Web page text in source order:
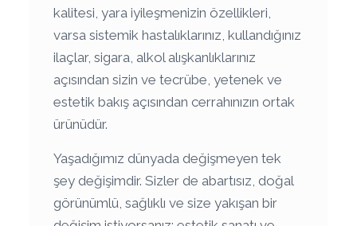
kalitesi, yara iyileşmenizin özellikleri,
varsa sistemik hastalıklarınız, kullandığınız
ilaçlar, sigara, alkol alışkanlıklarınız
açısından sizin ve tecrübe, yetenek ve
estetik bakış açısından cerrahınızın ortak
ürünüdür.
Yaşadığımız dünyada değişmeyen tek
şey değişimdir. Sizler de abartısız, doğal
görünümlü, sağlıklı ve size yakışan bir